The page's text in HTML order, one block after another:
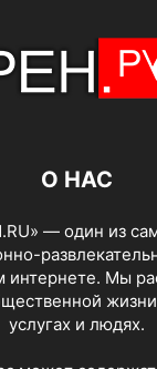
О НАС
— один из
интернете. Мы
услугах и людях.